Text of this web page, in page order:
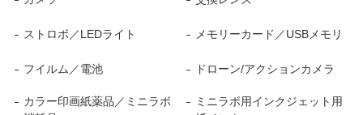
ストロボ／LEDライト メモリーカード／USBメモリ
フイルム／電池 ドローン/アクションカメラ
カラー印画紙薬品／ミニラボ
ミニラボ用インクジェット用